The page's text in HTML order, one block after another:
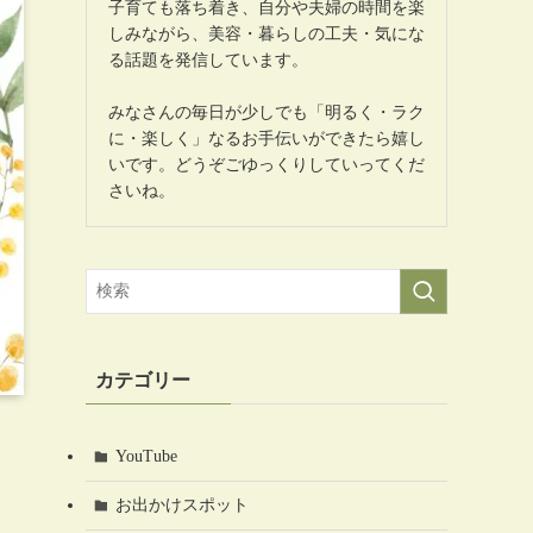
子育ても落ち着き、自分や夫婦の時間を楽
しみながら、美容・暮らしの工夫・気にな
る話題を発信しています。
みなさんの毎日が少しでも「明るく・ラク
に・楽しく」なるお手伝いができたら嬉し
いです。どうぞごゆっくりしていってくだ
さいね。
カテゴリー
YouTube
お出かけスポット